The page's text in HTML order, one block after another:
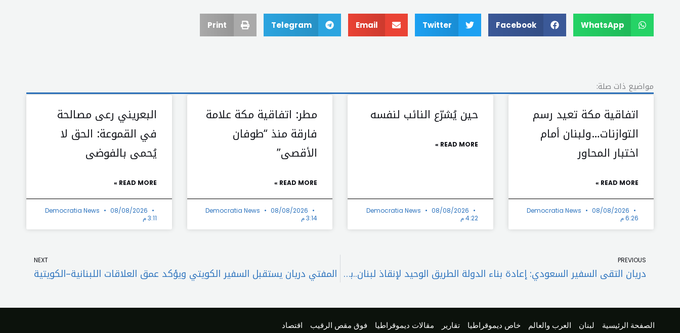
WhatsApp
Facebook
Twitter
Email
Telegram
Print
مواضيع ذات صلة:
اتفاقية مكة تعيد رسم
التوازنات…ولبنان أمام
اختبار المحاور
READ MORE »
Democratia News
08/08/2026
6:26 م
حين يُشرّع النائب لنفسه
READ MORE »
Democratia News
08/08/2026
4:22 م
مطر: اتفاقية مكة علامة
فارقة منذ “طوفان
الأقصى”
READ MORE »
Democratia News
08/08/2026
3:14 م
البعريني رعى مصالحة
في القموعة: الحق لا
يُحمى بالفوضى
READ MORE »
Democratia News
08/08/2026
3:11 م
PREVIOUS
دريان التقى السفير السعودي: إعادة بناء الدولة الطريق الوحيد لإنقاذ لبنان..بخاري: لتغليب الحكمة والعقل
NEXT
المفتي دريان يستقبل السفير الكويتي ويؤكد عمق العلاقات اللبنانية–الكويتية
الصفحة الرئيسية لبنان العرب والعالم خاص ديموقراطيا تقارير مقالات ديموقراطيا فوق مقص الرقيب اقتصاد